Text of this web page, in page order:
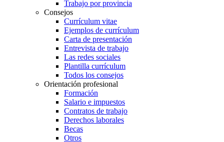
Trabajo por provincia
Consejos
Currículum vitae
Ejemplos de currículum
Carta de presentación
Entrevista de trabajo
Las redes sociales
Plantilla currículum
Todos los consejos
Orientación profesional
Formación
Salario e impuestos
Contratos de trabajo
Derechos laborales
Becas
Otros